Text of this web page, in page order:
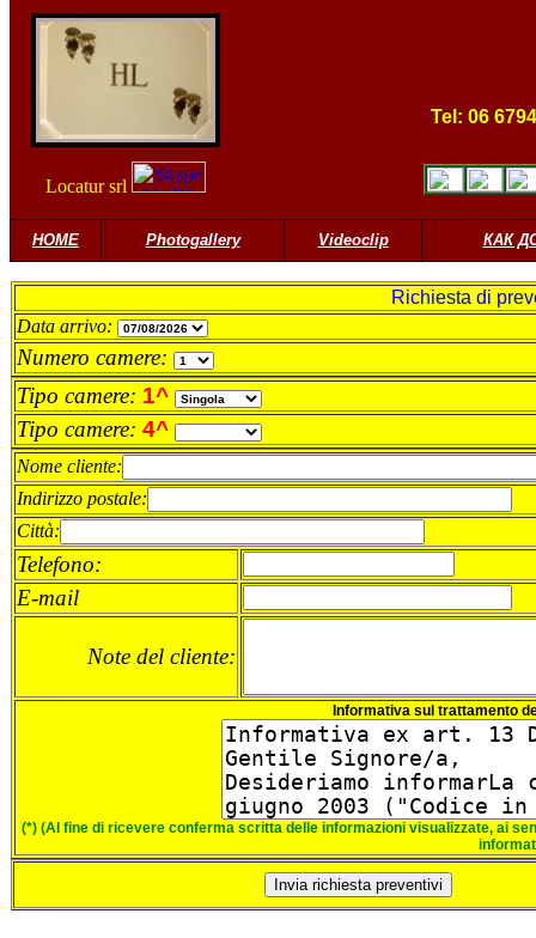
Tel: 06
Locatur srl
HOME Photogallery Videoclip КАК
Richiesta di
Data arrivo:
Numero camere:
Tipo camere: 1^
Tipo camere: 4^
Nome cliente:
Indirizzo postale:
Città:
Telefono:
E-mail
Note del cliente:
Informativa sul trattamento
(*) (Al fine di ricevere conferma scritta delle informazioni visualizzate, ai